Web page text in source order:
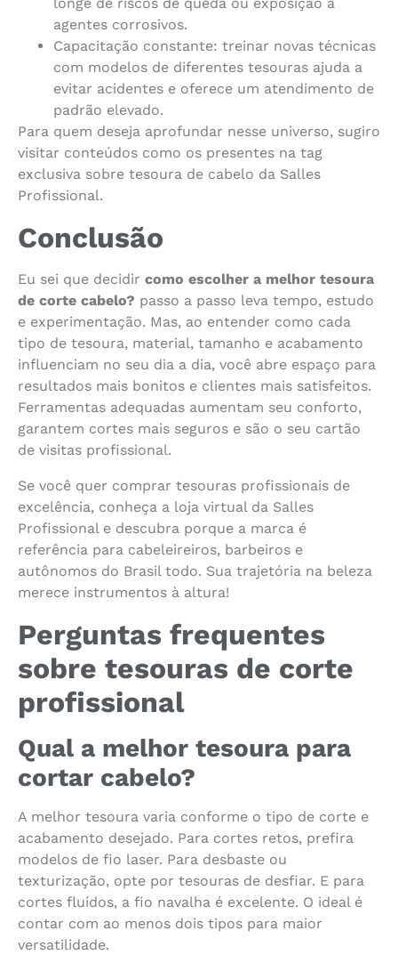
longe de riscos de queda ou exposição a
agentes corrosivos.
Capacitação constante: treinar novas técnicas
com modelos de diferentes tesouras ajuda a
evitar acidentes e oferece um atendimento de
padrão elevado.
Para quem deseja aprofundar nesse universo, sugiro
visitar conteúdos como os presentes na tag
exclusiva sobre tesoura de cabelo da Salles
Profissional.
Conclusão
Eu sei que decidir como escolher a melhor tesoura
de corte cabelo? passo a passo leva tempo, estudo
e experimentação. Mas, ao entender como cada
tipo de tesoura, material, tamanho e acabamento
influenciam no seu dia a dia, você abre espaço para
resultados mais bonitos e clientes mais satisfeitos.
Ferramentas adequadas aumentam seu conforto,
garantem cortes mais seguros e são o seu cartão
de visitas profissional.
Se você quer comprar tesouras profissionais de
excelência, conheça a loja virtual da Salles
Profissional e descubra porque a marca é
referência para cabeleireiros, barbeiros e
autônomos do Brasil todo. Sua trajetória na beleza
merece instrumentos à altura!
Perguntas frequentes
sobre tesouras de corte
profissional
Qual a melhor tesoura para
cortar cabelo?
A melhor tesoura varia conforme o tipo de corte e
acabamento desejado. Para cortes retos, prefira
modelos de fio laser. Para desbaste ou
texturização, opte por tesouras de desfiar. E para
cortes fluídos, a fio navalha é excelente. O ideal é
contar com ao menos dois tipos para maior
versatilidade.